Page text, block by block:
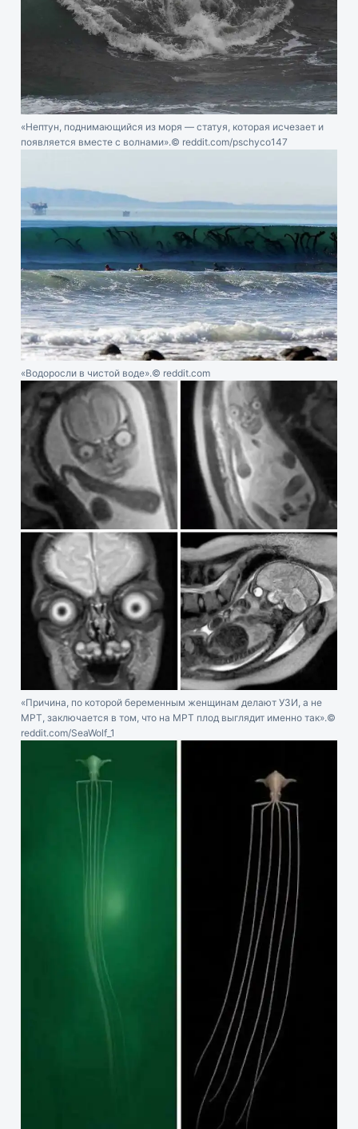
«Нептун, поднимающийся из моря — статуя, которая исчезает и
появляется вместе с волнами».© reddit.com/pschyco147
«Водоросли в чистой воде».© reddit.com
«Причина, по которой беременным женщинам делают УЗИ, а не
МРТ, заключается в том, что на МРТ плод выглядит именно так».©
reddit.com/SeaWolf_1